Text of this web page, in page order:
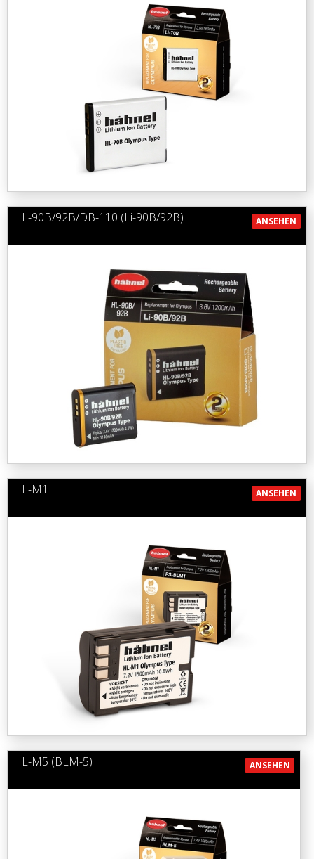
ANSEHEN
HL-90B/92B/DB-110 (Li-90B/92B)
ANSEHEN
HL-M1
ANSEHEN
HL-M5 (BLM-5)